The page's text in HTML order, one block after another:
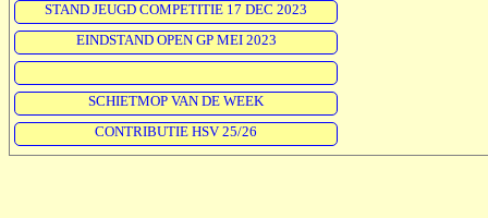
STAND JEUGD COMPETITIE 17 DEC 2023
EINDSTAND OPEN GP MEI 2023
SCHIETMOP VAN DE WEEK
CONTRIBUTIE HSV 25/26